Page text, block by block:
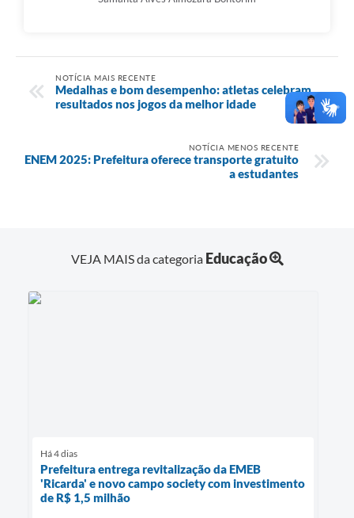
NOTÍCIA MAIS RECENTE
Medalhas e bom desempenho: atletas celebram
resultados nos jogos da melhor idade
NOTÍCIA MENOS RECENTE
ENEM 2025: Prefeitura oferece transporte gratuito
a estudantes
VEJA MAIS da categoria Educação
Há 4 dias
Prefeitura entrega revitalização da EMEB
'Ricarda' e novo campo society com investimento
de R$ 1,5 milhão